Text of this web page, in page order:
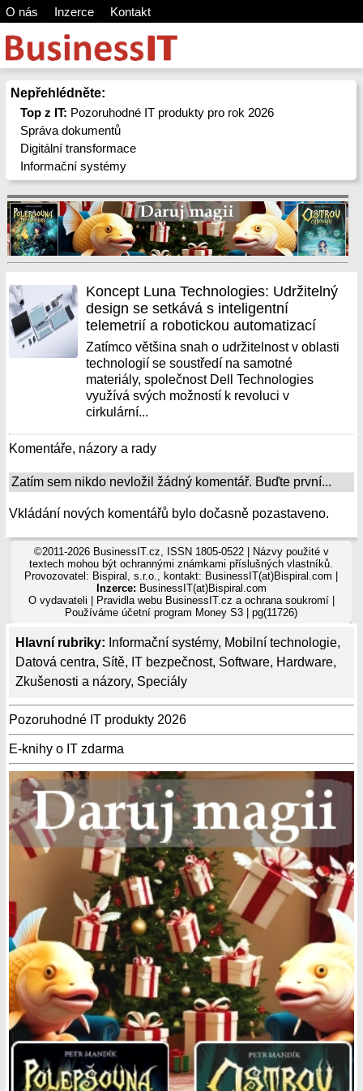
O nás Inzerce Kontakt
Nepřehlédněte:
Top z IT: Pozoruhodné IT produkty pro rok 2026
Správa dokumentů
Digitální transformace
Informační systémy
Hlavní rubriky: Informační systémy, Mobilní technologie,
Datová centra, Sítě, IT bezpečnost, Software, Hardware,
Zkušenosti a názory, Speciály
Pozoruhodné IT produkty 2026
E-knihy o IT zdarma
Koncept Luna Technologies: Udržitelný
design se setkává s inteligentní
telemetrií a robotickou automatizací
Zatímco většina snah o udržitelnost v oblasti
technologií se soustředí na samotné
materiály, společnost Dell Technologies
využívá svých možností k revoluci v
cirkulární...
Komentáře, názory a rady
Zatím sem nikdo nevložil žádný komentář. Buďte první...
Vkládání nových komentářů bylo dočasně pozastaveno.
©2011-2026 BusinessIT.cz, ISSN 1805-0522 | Názvy použité v
textech mohou být ochrannými známkami příslušných vlastníků.
Provozovatel: Bispiral, s.r.o., kontakt: BusinessIT(at)Bispiral.com |
Inzerce: BusinessIT(at)Bispiral.com
O vydavateli
Pravidla webu BusinessIT.cz a ochrana soukromí|
Používámeúčetní program Money S3 | pg(11726)